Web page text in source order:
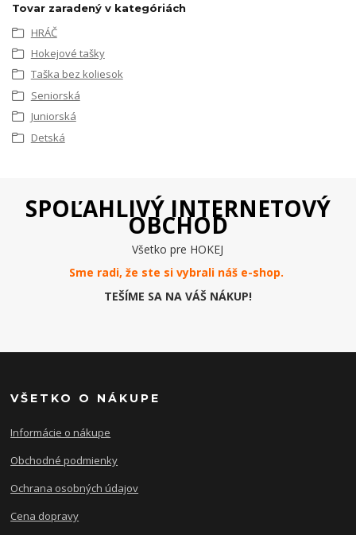
Tovar zaradený v kategóriách
HRÁČ
Hokejové tašky
Taška bez koliesok
Seniorská
Juniorská
Detská
SPOĽAHLIVÝ INTERNETOVÝ
OBCHOD
Všetko pre HOKEJ
Sme radi, že ste si vybrali náš e-shop.
TEŠÍME SA NA VÁŠ NÁKUP!
VŠETKO O NÁKUPE
Informácie o nákupe
Obchodné podmienky
Ochrana osobných údajov
Cena dopravy